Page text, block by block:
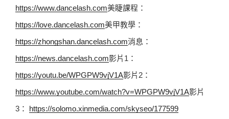
https://www.dancelash.com
https://love.dancelash.com
https://zhongshan.dancelash.com
https://news.dancelash.com
https://youtu.be/WPGPW9vjV1A
https://www.youtube.com/watch?v=WPGPW9vjV1A影片
3： https://solomo.xinmedia.com/skyseo/177599